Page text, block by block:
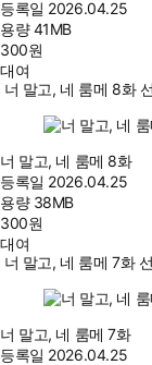
등록일 2026.04.25
용량41MB
300원
대여
너 말고, 네 룸메 8화
너 말고, 네 룸메 8화
등록일 2026.04.25
용량 38MB
300원
대여
너 말고, 네 룸메 7화
너 말고, 네 룸메 7화
등록일 2026.04.25